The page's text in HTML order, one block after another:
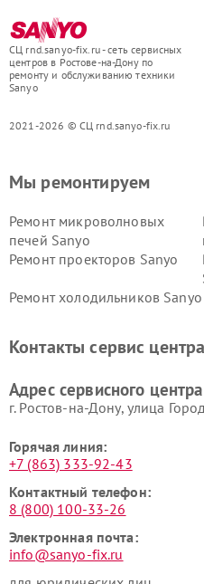
СЦ rnd.sanyo-fix.ru - сеть сервисных
центров в Ростове-на-Дону по
ремонту и обслуживанию техники
Sanyo
2021-2026 © СЦ rnd.sanyo-fix.ru
Мы ремонтируем
Ремонт микроволновых
печей Sanyo
Ремонт проекторов Sanyo
Ремонт холодильников Sanyo
Контакты сервис центра
Адрес сервисного
г. Ростов-на-Дону, улица
Горячая линия:
+7 (863) 333-92-43
Контактный телефон:
8 (800) 100-33-26
Электронная почта:
info@sanyo-fix.ru